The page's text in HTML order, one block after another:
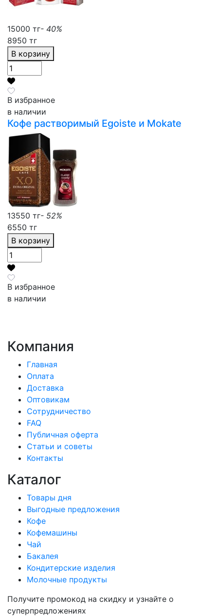
15000 тг- 40%
8950 тг
В корзину
В избранное
в наличии
Кофе растворимый Egoiste и Mokate
13550 тг- 52%
6550 тг
В корзину
В избранное
в наличии
Компания
Главная
Оплата
Доставка
Оптовикам
Сотрудничество
FAQ
Публичная оферта
Статьи и советы
Контакты
Каталог
Товары дня
Выгодные предложения
Кофе
Кофемашины
Чай
Бакалея
Кондитерские изделия
Молочные продукты
Получите промокод на скидку и узнайте о
суперпредложениях